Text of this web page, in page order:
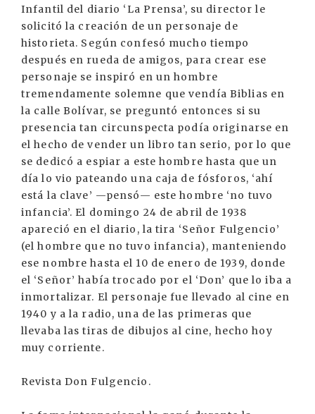
Infantil del diario ‘La Prensa’, su director le
solicitó la creación de un personaje de
historieta. Según confesó mucho tiempo
después en rueda de amigos, para crear ese
personaje se inspiró en un hombre
tremendamente solemne que vendía Biblias en
la calle Bolívar, se preguntó entonces si su
presencia tan circunspecta podía originarse en
el hecho de vender un libro tan serio, por lo que
se dedicó a espiar a este hombre hasta que un
día lo vio pateando una caja de fósforos, ‘ahí
está la clave’ —pensó— este hombre ‘no tuvo
infancia’. El domingo 24 de abril de 1938
apareció en el diario, la tira ‘Señor Fulgencio’
(el hombre que no tuvo infancia), manteniendo
ese nombre hasta el 10 de enero de 1939, donde
el ‘Señor’ había trocado por el ‘Don’ que lo iba a
inmortalizar. El personaje fue llevado al cine en
1940 y a la radio, una de las primeras que
llevaba las tiras de dibujos al cine, hecho hoy
muy corriente.
Revista Don Fulgencio.